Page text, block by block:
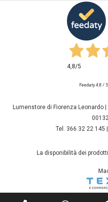
Lumenstore di Fiorenza Leonardo
Tel. 366 32 22 145
La disponibilità dei
4,8/5
Feedaty 4.8 / 5